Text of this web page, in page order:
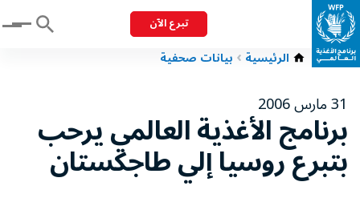
تبرع الآن Menu
الرئيسية بيانات صحفية
31 مارس 2006
برنامج الأغذية العالمي يرحب
بتبرع روسيا إلي طاجكستان